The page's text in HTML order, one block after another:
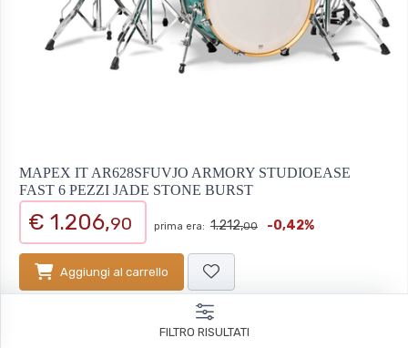
MAPEX IT AR628SFUVJO ARMORY STUDIOEASE
FAST 6 PEZZI JADE STONE BURST
€ 1.206,90 prima era: 1.212,00 -0,42%
Aggiungi al carrello
FILTRO RISULTATI